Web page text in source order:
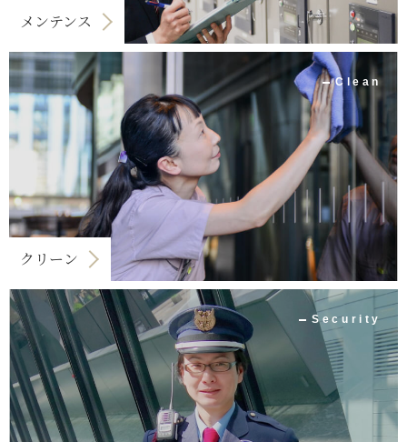
メンテンス
クリーン
Clean
Security